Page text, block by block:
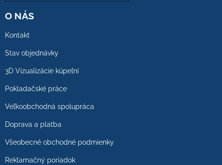
O NÁS
Kontakt
Stav objednávky
3D Vizualizácie kúpeľní
Pokladačské práce
Veľkoobchodná spolupráca
Doprava a platba
Všeobecné obchodné podmienky
Reklamačný poriadok